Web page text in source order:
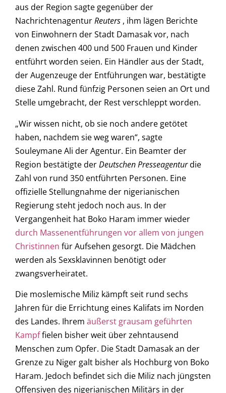
aus der Region sagte gegenüber der
NachrichtenagenturReuters , ihm lägen Berichte
von Einwohnern der Stadt Damasak vor, nach
denen zwischen 400 und 500 Frauen und Kinder
entführt worden seien. Ein Händler aus der Stadt,
der Augenzeuge der Entführungen war, bestätigte
diese Zahl. Rund fünfzig Personen seien an Ort und
Stelle umgebracht, der Rest verschleppt worden.
„Wir wissen nicht, ob sie noch andere getötet
haben, nachdem sie weg waren“, sagte
Souleymane Ali der Agentur. Ein Beamter der
Region bestätigte derDeutschen Presseagenturdie
Zahl von rund 350 entführten Personen. Eine
offizielle Stellungnahme der nigerianischen
Regierung steht jedoch noch aus. In der
Vergangenheit hat Boko Haram immer wieder
durch Massenentführungen vor allem von jungen
Christinnen für Aufsehen gesorgt. Die Mädchen
werden als Sexsklavinnen benötigt oder
zwangsverheiratet.
Die moslemische Miliz kämpft seit rund sechs
Jahren für die Errichtung eines Kalifats im Norden
des Landes. Ihrem äußerst grausam geführten
Kampffielen bisher weit über zehntausend
Menschen zum Opfer. Die Stadt Damasak an der
Grenze zu Niger galt bisher als Hochburg von Boko
Haram. Jedoch befindet sich die Miliz nach jüngsten
Offensiven des nigerianischen Militärs in der